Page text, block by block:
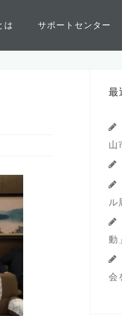
は サポートセンター
最
山
ル
動」
会